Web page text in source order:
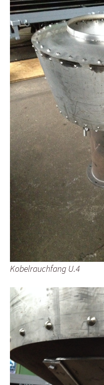
Kobelrauchfang U.4